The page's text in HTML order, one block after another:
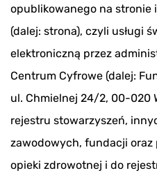
opublikowanego na stronie
(dalej: strona), czyli usługi
elektroniczną przez
Centrum Cyfrowe (dalej:
ul. Chmielnej 24/2, 00-020
rejestru stowarzyszeń,
zawodowych, fundacji oraz
opieki zdrowotnej i do